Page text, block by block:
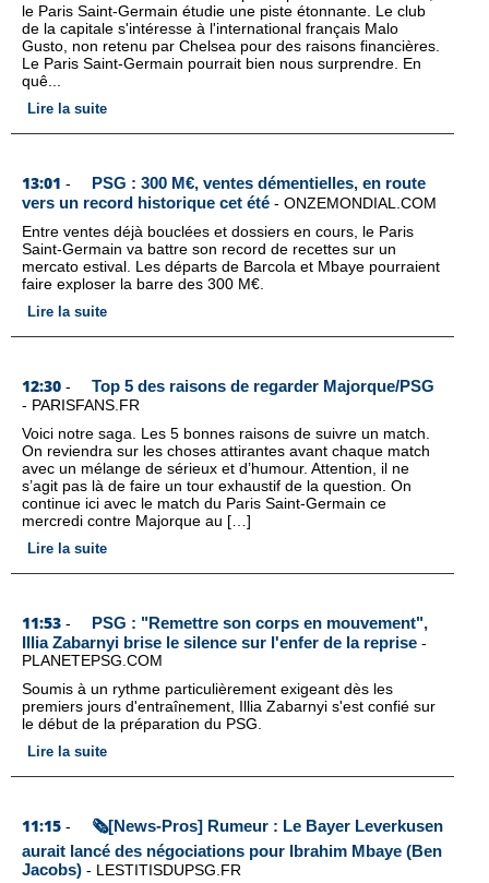
le Paris Saint-Germain étudie une piste étonnante. Le club
de la capitale s'intéresse à l'international français Malo
Gusto, non retenu par Chelsea pour des raisons financières.
Le Paris Saint-Germain pourrait bien nous surprendre. En
quê...
Lire la suite
13:01 -
PSG : 300 M€, ventes démentielles, en route
vers un record historique cet été - ONZEMONDIAL.COM
Entre ventes déjà bouclées et dossiers en cours, le Paris
Saint-Germain va battre son record de recettes sur un
mercato estival. Les départs de Barcola et Mbaye pourraient
faire exploser la barre des 300 M€.
Lire la suite
12:30 - Top 5 des raisons de regarder Majorque/PSG
- PARISFANS.FR
Voici notre saga. Les 5 bonnes raisons de suivre un match.
On reviendra sur les choses attirantes avant chaque match
avec un mélange de sérieux et d’humour. Attention, il ne
s’agit pas là de faire un tour exhaustif de la question. On
continue ici avec le match du Paris Saint-Germain ce
mercredi contre Majorque au […]
Lire la suite
11:53 -
PSG : "Remettre son corps en mouvement",
Illia Zabarnyi brise le silence sur l'enfer de la reprise -
PLANETEPSG.COM
Soumis à un rythme particulièrement exigeant dès les
premiers jours d'entraînement, Illia Zabarnyi s'est confié sur
le début de la préparation du PSG.
Lire la suite
11:15 -
🗞️[News-Pros] Rumeur : Le Bayer Leverkusen
aurait lancé des négociations pour Ibrahim Mbaye (Ben
Jacobs) - LESTITISDUPSG.FR